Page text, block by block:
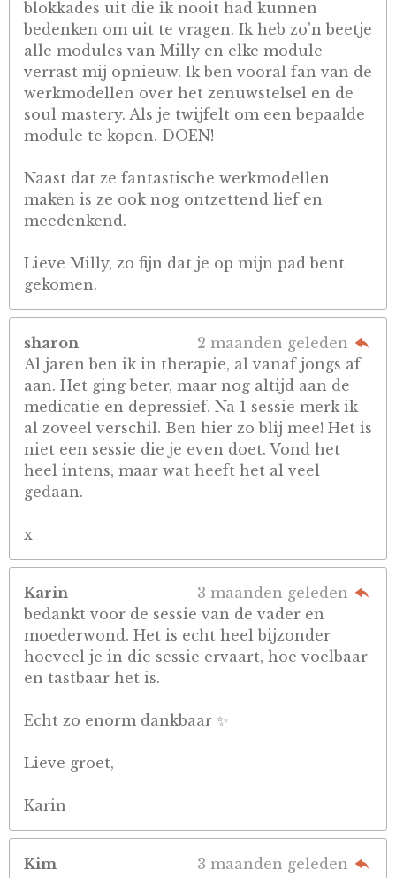
blokkades uit die ik nooit had kunnen
bedenken om uit te vragen. Ik heb zo'n beetje
alle modules van Milly en elke module
verrast mij opnieuw. Ik ben vooral fan van de
werkmodellen over het zenuwstelsel en de
soul mastery. Als je twijfelt om een bepaalde
module te kopen. DOEN!
Naast dat ze fantastische werkmodellen
maken is ze ook nog ontzettend lief en
meedenkend.
Lieve Milly, zo fijn dat je op mijn pad bent
gekomen.
sharon
2 maanden geleden
Al jaren ben ik in therapie, al vanaf jongs af
aan. Het ging beter, maar nog altijd aan de
medicatie en depressief. Na 1 sessie merk ik
al zoveel verschil. Ben hier zo blij mee! Het is
niet een sessie die je even doet. Vond het
heel intens, maar wat heeft het al veel
gedaan.
x
Karin
3 maanden geleden
bedankt voor de sessie van de vader en
moederwond. Het is echt heel bijzonder
hoeveel je in die sessie ervaart, hoe voelbaar
en tastbaar het is.
Echt zo enorm dankbaar ✨
Lieve groet,
Karin
Kim
3 maanden geleden